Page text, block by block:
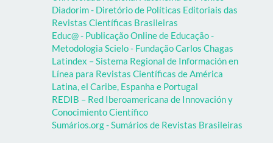
Diadorim - Diretório de Políticas Editoriais das
Revistas Científicas Brasileiras
Educ@ - Publicação Online de Educação -
Metodologia Scielo - Fundação Carlos Chagas
Latindex – Sistema Regional de Información en
Línea para Revistas Científicas de América
Latina, el Caribe, Espanha e Portugal
REDIB – Red Iberoamericana de Innovación y
Conocimiento Científico
Sumários.org - Sumários de Revistas Brasileiras